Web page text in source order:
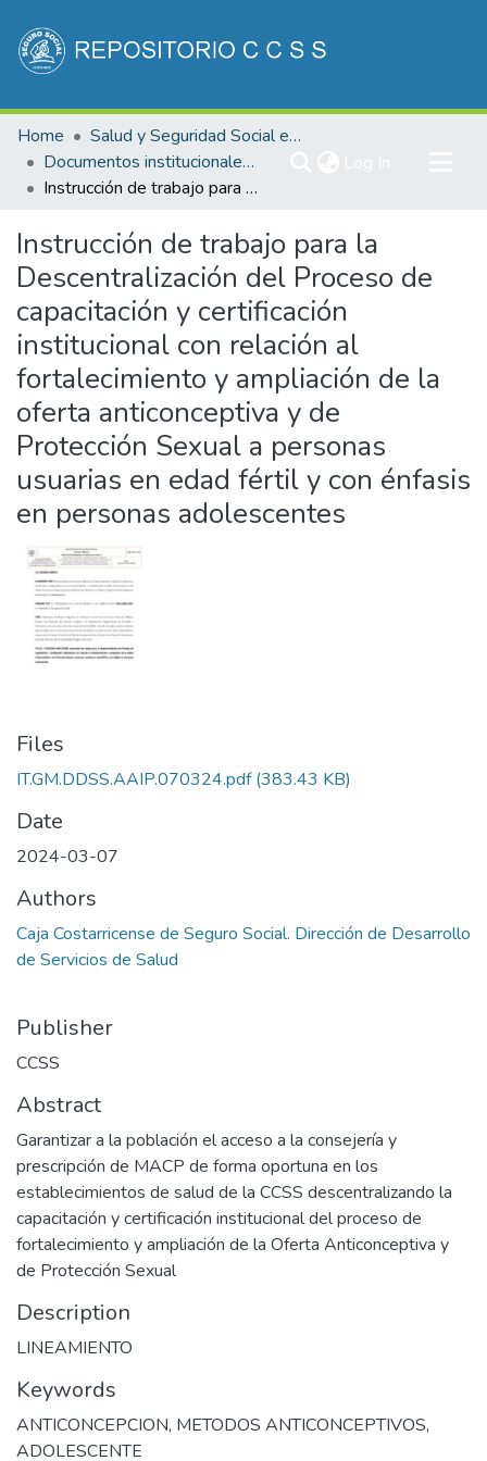
Communities & Collections
All of DSpace
Statistics
Home
Salud y Seguridad Social en Costa Rica
Documentos institucionales DDSS
Instrucción de trabajo para la Descentralización del Proceso de capacitación y certificación institucional con relación al fortalecimiento y ampliación de la oferta anticonceptiva y de Protección Sexual a personas usuarias en edad fértil y con énfasis en personas adolescentes
Instrucción de trabajo para la
Descentralización del Proceso de
capacitación y certificación
institucional con relación al
fortalecimiento y ampliación de la
oferta anticonceptiva y de
Protección Sexual a personas
usuarias en edad fértil y con énfasis
en personas adolescentes
Files
IT.GM.DDSS.AAIP.070324.pdf(383.43 KB)
Date
2024-03-07
Authors
Caja Costarricense de Seguro Social. Dirección de Desarrollo
de Servicios de Salud
Publisher
CCSS
Abstract
Garantizar a la población el acceso a la consejería y
prescripción de MACP de forma oportuna en los
establecimientos de salud de la CCSS descentralizando la
capacitación y certificación institucional del proceso de
fortalecimiento y ampliación de la Oferta Anticonceptiva y
de Protección Sexual
Description
LINEAMIENTO
Keywords
ANTICONCEPCION, METODOS ANTICONCEPTIVOS,
ADOLESCENTE